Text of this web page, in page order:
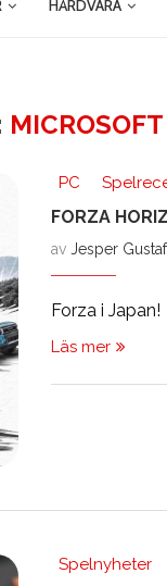
HÅRDVARA
MICROSOFT
PC
FORZA
av Jesper
Forza i Japan!
Läs mer
Spelnyheter